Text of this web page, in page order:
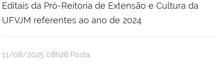
Editais da Pró-Reitoria de Extensão e Cultura da
UFVJM referentes ao ano de 2024
publicado
11/08/2025 08h28 Pasta